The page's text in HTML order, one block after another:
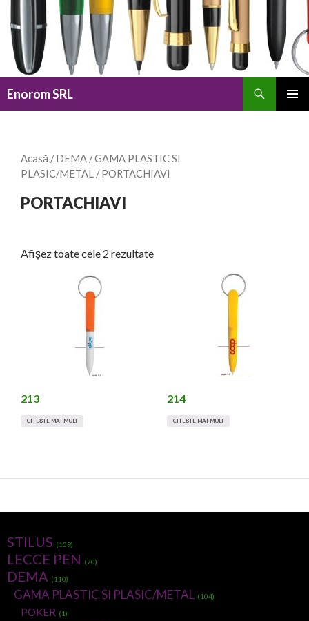
Enorom SRL
Acasă /DEMA /GAMA PLASTIC SI
PLASIC/METAL / PORTACHIAVI
PORTACHIAVI
Afișez toate cele 2 rezultate
213
CITEȘTE MAI MULT
214
CITEȘTE MAI MULT
STILUS (159)
LECCE PEN (70)
DEMA (110)
GAMA PLASTIC SI PLASIC/METAL (104)
POKER (1)